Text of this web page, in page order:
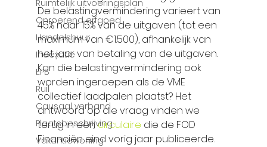
Ruimtelijk uitvoeringsplan
Onroerend erfgoed
Handelshuur
Indexatie
EPB
Ruil
Causaal verband
Plaatsbeschrijving
Vakantiewoning
De belastingvermindering varieert van
45% naar 15% van de uitgaven (tot een
maximum van €1.500), afhankelijk van
het jaar van betaling van de uitgaven.
Kan die belastingvermindering ook
worden ingeroepen als de VME
collectief laadpalen plaatst? Het
antwoord op die vraag vinden we
terug in een circulaire die de FOD
Financiën eind vorig jaar publiceerde.